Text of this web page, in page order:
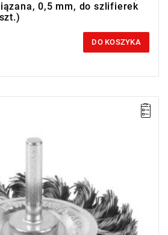
0,5 mm, do szlifierek
DO KOSZYKA